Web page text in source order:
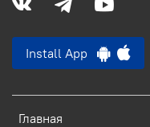
Главная
Install App